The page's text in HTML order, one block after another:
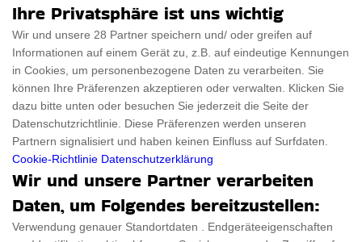
Für Haustiere
ThanksGiving
Rabattcode
Trendiger Rabattcode
Black Friday
Ein Produkt einreichen
Kontakt
Ein Produkt einreichen
Datenschutz­erklärung
Datenschutz­erklärung
Impressum
Ihre Privatsphäre ist uns wichtig
Wir und unsere 28 Partner speichern und/ oder greifen auf
Informationen auf einem Gerät zu, z.B. auf eindeutige Kennungen
in Cookies, um personenbezogene Daten zu verarbeiten. Sie
können Ihre Präferenzen akzeptieren oder verwalten. Klicken Sie
dazu bitte unten oder besuchen Sie jederzeit die Seite der
Datenschutzrichtlinie. Diese Präferenzen werden unseren
Partnern signalisiert und haben keinen Einfluss auf Surfdaten.
Cookie-Richtlinie Datenschutzerklärung
Wir und unsere Partner verarbeiten
Daten, um Folgendes bereitzustellen:
Verwendung genauer Standortdaten . Endgeräteeigenschaften